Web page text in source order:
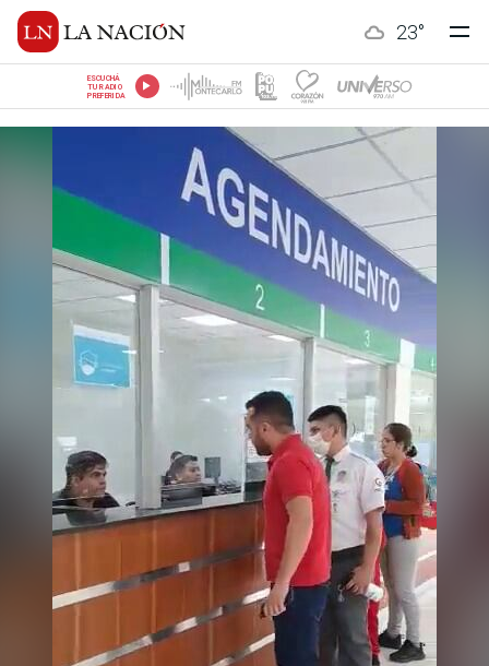
23°
ESCUCHÁ
TU RADIO
PREFERIDA